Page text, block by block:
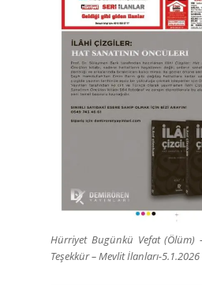
Hürriyet Bugünkü Vefat (Ölüm)
Teşekkür – Mevlit İlanları-5.1.2026